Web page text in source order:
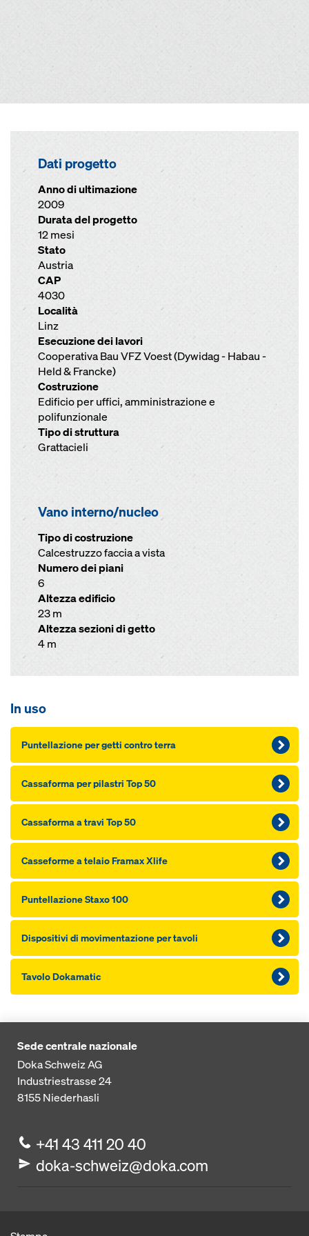
Dati progetto
Anno di ultimazione
2009
Durata del progetto
12 mesi
Stato
Austria
CAP
4030
Località
Linz
Esecuzione dei lavori
Cooperativa Bau VFZ Voest (Dywidag - Habau -
Held & Francke)
Costruzione
Edificio per uffici, amministrazione e
polifunzionale
Tipo di struttura
Grattacieli
Vano interno/nucleo
Tipo di costruzione
Calcestruzzo faccia a vista
Numero dei piani
6
Altezza edificio
23 m
Altezza sezioni di getto
4 m
In uso
Puntellazione per getti contro terra
Cassaforma per pilastri Top 50
Cassaforma a travi Top 50
Casseforme a telaio Framax Xlife
Puntellazione Staxo 100
Dispositivi di movimentazione per tavoli
Tavolo Dokamatic
Sede centrale nazionale
Doka Schweiz AG
Industriestrasse 24
8155Niederhasli
+41 43 411 20 40
doka-schweiz@doka.com